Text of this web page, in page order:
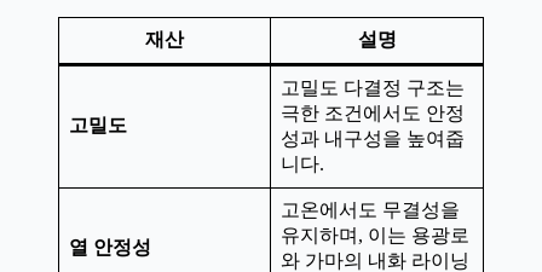
재산 설명
고밀도
고밀도 다결정 구조는
극한 조건에서도 안정
성과 내구성을 높여줍
니다.
열 안정성
고온에서도 무결성을
유지하며, 이는 용광로
와 가마의 내화 라이닝